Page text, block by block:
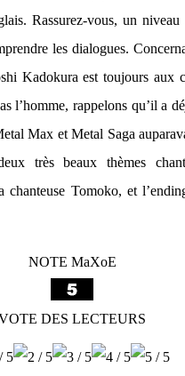
Rassurez-vous, un
les dialogues.
Kadokura est toujours aux
l’homme, rappelons qu’il a
Max et Metal Saga
très beaux thèmes
chanteuse Tomoko, et
NOTE MaXoE
DES LECTEURS